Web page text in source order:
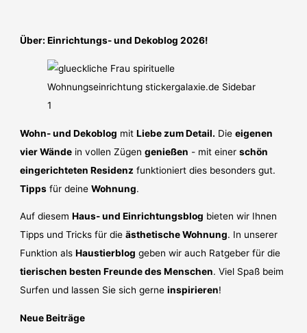
Über: Einrichtungs- und Dekoblog 2026!
Wohn- und Dekoblog mitLiebe zum Detail. Dieeigenen
vier Wände in vollen Zügengenießen - mit einerschön
eingerichteten Residenz funktioniert dies besonders gut.
Tipps für deineWohnung.
Auf diesemHaus- und Einrichtungsblog bieten wir Ihnen
Tipps und Tricks für dieästhetische Wohnung. In unserer
Funktion alsHaustierblog geben wir auch Ratgeber für die
tierischen besten Freunde des Menschen. Viel Spaß beim
Surfen und lassen Sie sich gerneinspirieren!
Neue Beiträge